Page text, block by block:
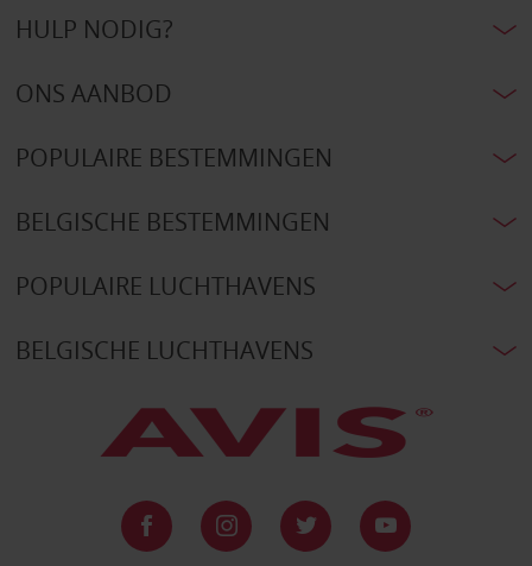
HULP NODIG?
ONS AANBOD
POPULAIRE BESTEMMINGEN
BELGISCHE BESTEMMINGEN
POPULAIRE LUCHTHAVENS
BELGISCHE LUCHTHAVENS